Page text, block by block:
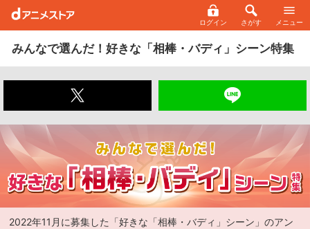
ログイン さがす メニュー
みんなで選んだ！好きな「相棒・バディ」シーン特集
2022年11月に募集した「好きな「相棒・バディ」シーン」のアン